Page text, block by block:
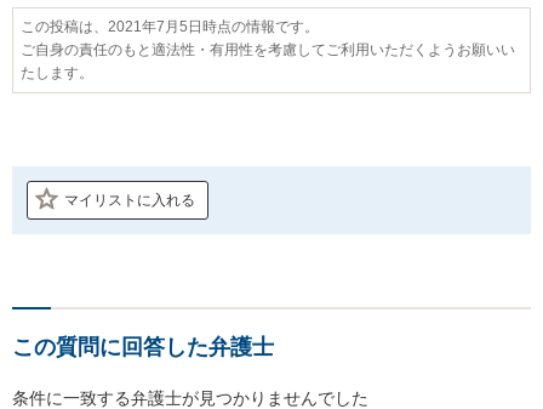
この投稿は、2021年7月5日時点の情報です。
ご自身の責任のもと適法性・有用性を考慮してご利用いただくようお願いい
たします。
マイリストに入れる
この質問に回答した弁護士
条件に一致する弁護士が見つかりませんでした